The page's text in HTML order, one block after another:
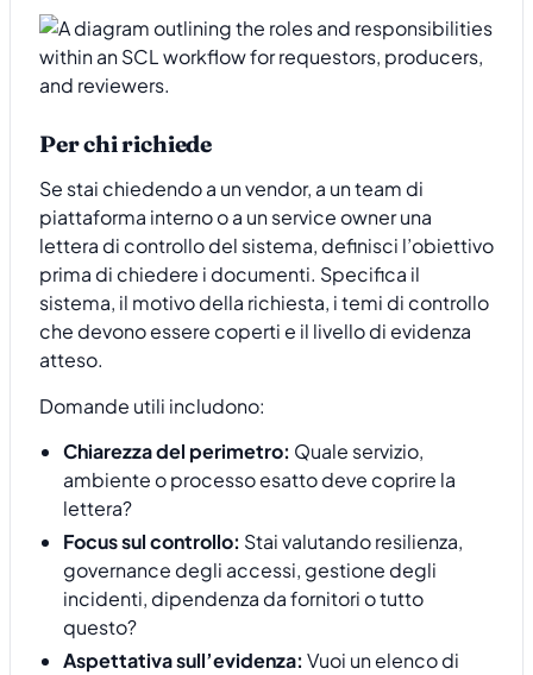
Per chi richiede
Se stai chiedendo a un vendor, a un team di
piattaforma interno o a un service owner una
lettera di controllo del sistema, definisci l’obiettivo
prima di chiedere i documenti. Specifica il
sistema, il motivo della richiesta, i temi di controllo
che devono essere coperti e il livello di evidenza
atteso.
Domande utili includono:
Chiarezza del perimetro: Quale servizio,
ambiente o processo esatto deve coprire la
lettera?
Focus sul controllo: Stai valutando resilienza,
governance degli accessi, gestione degli
incidenti, dipendenza da fornitori o tutto
questo?
Aspettativa sull’evidenza: Vuoi un elenco di